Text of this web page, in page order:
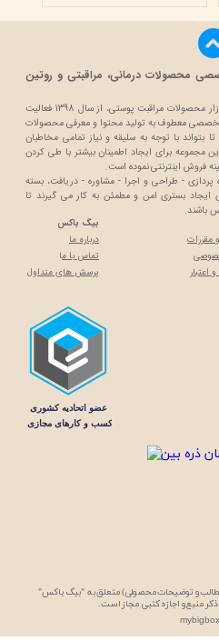
مقررات
اعتبار
و توضیحات محصولی) متعلق به "بیگ باکس"
ذکر منبع و اجازه کتبی مجاز است.
بیگ باکس
درباره ما
تماس با ما
پرسش های متداول
محصولات درمانی، مراقبتی و روتین
بیگ باکس با تکیه بر دانش و تجربه حضور در بازار محصولات مراقبت پوستی، از سال 1398 فعالیت
تخصصی معطوف به تولید محتوا و معرفی محصولات
بتواند با توجه به سلیقه و نیاز تمامی مخاطبان
برای ایجاد اطمینان بیشتر با طی کردن
فروش اینترنتی نموده است.
- طراحی و اجرا - مشاوره - دریافت، بسته
ایجاد بستری امن و مطمئن به کار می گیرند تا
باشند.